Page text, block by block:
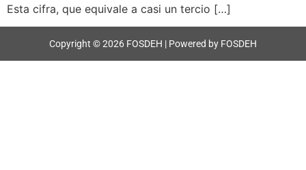
Esta cifra, que equivale a casi un tercio […]
Copyright © 2026 FOSDEH | Powered by FOSDEH